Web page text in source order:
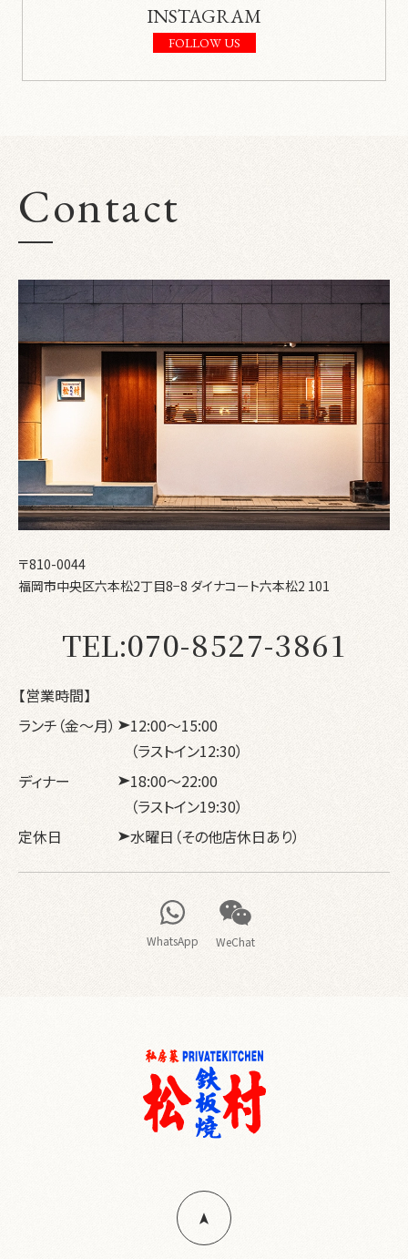
INSTAGRAM
FOLLOW US
Contact
〒810-0044
福岡市中央区六本松2丁目8−8 ダイナコート六本松2 101
TEL:070-8527-3861
【営業時間】
ランチ（金〜月）
12:00〜15:00
（ラストイン12:30）
ディナー
18:00～22:00
（ラストイン19:30）
定休日
水曜日（その他店休日あり）
WhatsApp WeChat